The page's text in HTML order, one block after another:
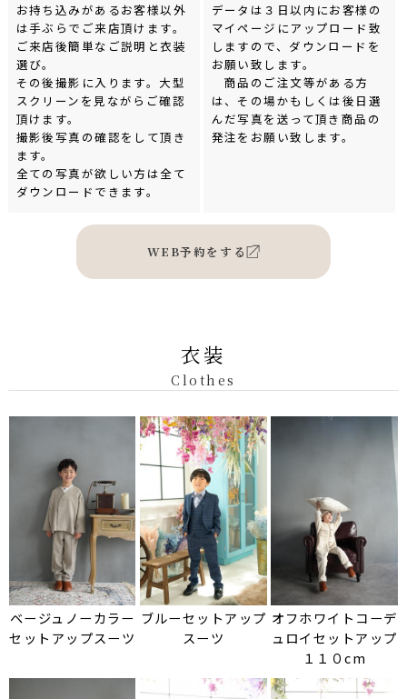
お持ち込みがあるお客様以外
は手ぶらでご来店頂けます。
ご来店後簡単なご説明と衣装
選び。
その後撮影に入ります。大型
スクリーンを見ながらご確認
頂けます。
撮影後写真の確認をして頂き
ます。
全ての写真が欲しい方は全て
ダウンロードできます。
データは３日以内にお客様の
マイページにアップロード致
しますので、ダウンロードを
お願い致します。
商品のご注文等がある方
は、その場かもしくは後日選
んだ写真を送って頂き商品の
発注をお願い致します。
WEB予約をする
衣装
Clothes
ベージュノーカラー
セットアップスーツ
ブルーセットアップ
スーツ
オフホワイトコーデ
ュロイセットアップ
１１０cm